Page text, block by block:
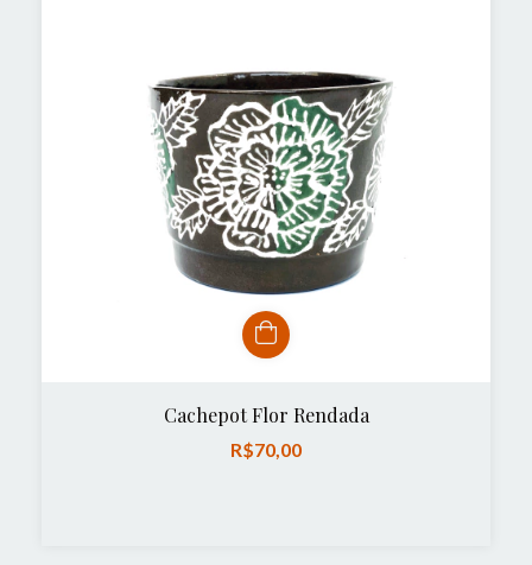
Cachepot Flor Rendada
R$70,00